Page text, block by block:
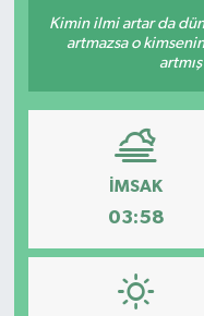
Kimin ilmi artar da
artmazsa o
İMSAK
03:58
Yazarlar